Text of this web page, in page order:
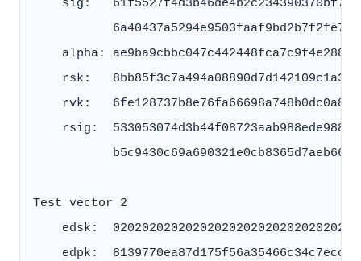
sig:
alpha:
rsk:
rvk:
rsig:
Test vector 2
edsk:
edpk: